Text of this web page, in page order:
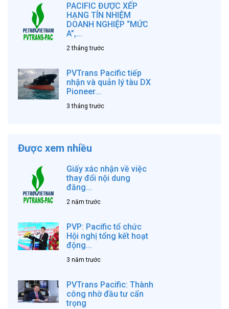
PACIFIC ĐƯỢC XẾP
HẠNG TÍN NHIỆM
DOANH NGHIỆP “MỨC
A”,...
2 tháng trước
PVTrans Pacific tiếp
nhận và quản lý tàu DX
Pioneer...
3 tháng trước
Được xem nhiều
Giấy xác nhận về việc
thay đổi nội dung
đăng...
2 năm trước
PVP: Pacific tổ chức
Hội nghị tổng kết hoạt
động...
3 năm trước
PVTrans Pacific: Thành
công nhờ đầu tư cẩn
trọng